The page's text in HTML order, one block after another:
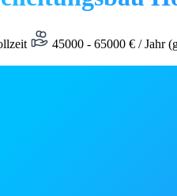
45000 - 65000 € / Jahr